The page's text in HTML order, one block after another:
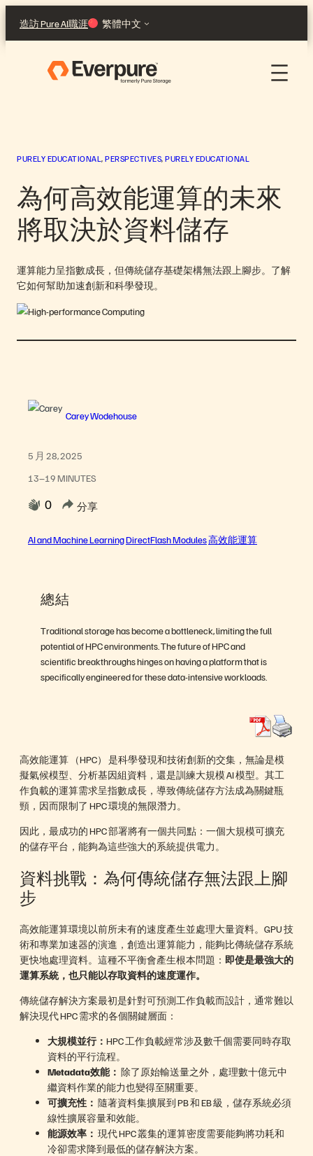
主
造訪 Pure AI職涯 繁體中文
PURELY EDUCATIONAL , PERSPECTIVES, PURELY EDUCATIONAL
為何高效能運算的未來
將取決於資料儲存
運算能力呈指數成長，但傳統儲存基礎架構無法跟上腳步。了解
它如何幫助加速創新和科學發現。
Carey Wodehouse
5 月 28, 2025
13–19 MINUTES
0 分享
AI and Machine LearningDirectFlash Modules高效能運算
總結
Traditional storage has become a bottleneck, limiting the full
potential of HPC environments. The future of HPC and
scientific breakthroughs hinges on having a platform that is
specifically engineered for these data-intensive workloads.
高效能運算 （HPC） 是科學發現和技術創新的交集，無論是模
擬氣候模型、分析基因組資料，還是訓練大規模 AI 模型。其工
作負載的運算需求呈指數成長，導致傳統儲存方法成為關鍵瓶
頸，因而限制了 HPC 環境的無限潛力。
因此，最成功的 HPC 部署將有一個共同點：一個大規模可擴充
的儲存平台，能夠為這些強大的系統提供電力。
資料挑戰：為何傳統儲存無法跟上腳
步
高效能運算環境以前所未有的速度產生並處理大量資料。GPU 技
術和專業加速器的演進，創造出運算能力，能夠比傳統儲存系統
更快地處理資料。這種不平衡會產生根本問題： 即使是最強大的
運算系統，也只能以存取資料的速度運作。
傳統儲存解決方案最初是針對可預測工作負載而設計，通常難以
解決現代 HPC 需求的各個關鍵層面：
大規模並行： HPC 工作負載經常涉及數千個需要同時存取
資料的平行流程。
Metadata效能： 除了原始輸送量之外，處理數十億元中
繼資料作業的能力也變得至關重要。
可擴充性： 隨著資料集擴展到 PB 和 EB 級，儲存系統必須
線性擴展容量和效能。
能源效率： 現代 HPC 叢集的運算密度需要能夠將功耗和
冷卻需求降到最低的儲存解決方案。